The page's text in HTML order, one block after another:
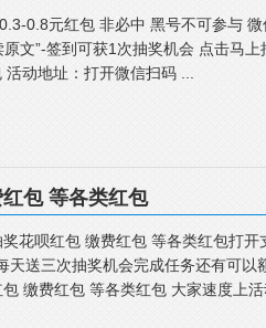
0.8元红包 非必中 黑号不可参与
文”-签到可获1次抽奖机会 点击马上
动地址：打开微信扫码 ...
包 等各类红包
花呗红包 缴费红包 等各类红包打开
天送三次抽奖机会完成任务还有可以
缴费红包 等各类红包 大家速度上